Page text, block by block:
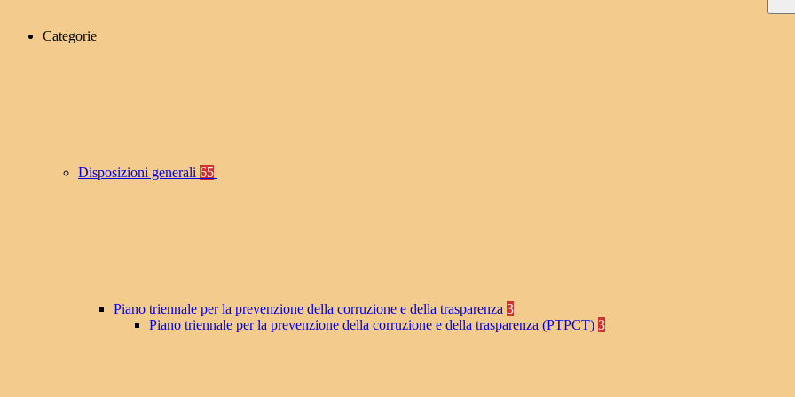
Categorie
Disposizioni generali 65
Piano triennale per la prevenzione della corruzione e della trasparenza 3
Piano triennale per la prevenzione della corruzione e della trasparenza (PTPCT) 3